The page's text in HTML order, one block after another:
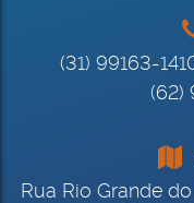
(31) 99163-
(62)
Rua Rio Grande